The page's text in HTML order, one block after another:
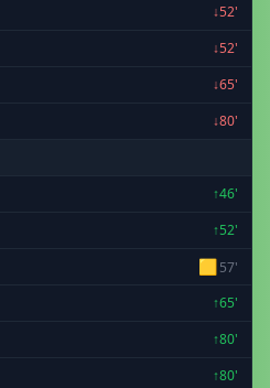
↓52'
↓52'
↓65'
↓80'
↑46'
↑52'
🟨57'
↑65'
↑80'
↑80'